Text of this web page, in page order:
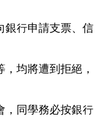
行申請支票、信
均將遭到拒絕，
同學務必按銀行